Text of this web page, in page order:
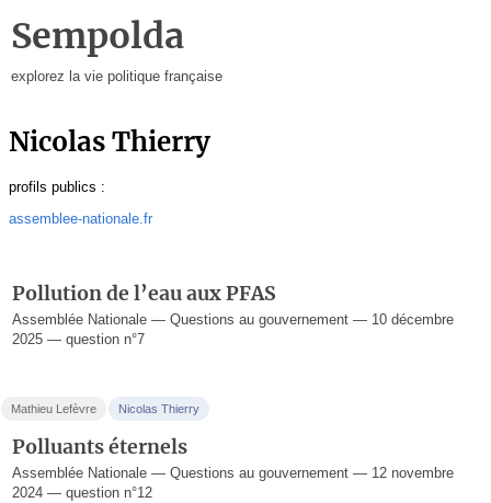
Sempolda
explorez la vie politique française
Nicolas Thierry
profils publics :
assemblee-nationale.fr
Pollution de l’eau aux PFAS
Assemblée Nationale — Questions au gouvernement — 10 décembre
2025 — question n°7
Mathieu Lefèvre Nicolas Thierry
Polluants éternels
Assemblée Nationale — Questions au gouvernement — 12 novembre
2024 — question n°12